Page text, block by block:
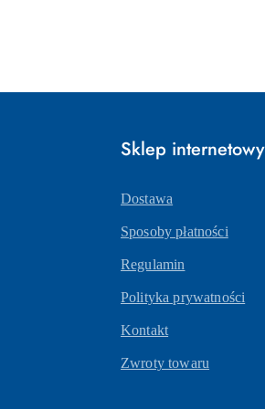
Sklep internetowy
Dostawa
Sposoby płatności
Regulamin
Polityka prywatności
Kontakt
Zwroty towaru